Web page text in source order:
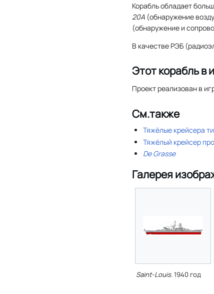
Корабль обладает
20A (обнаружение
(обнаружение и
В качестве РЭБ
Этот корабль в
Проект реализован в
См.также
Тяжёлые крейсера
Тяжёлый крейсер
De Grasse
Галерея
Saint-Louis. 1940 год